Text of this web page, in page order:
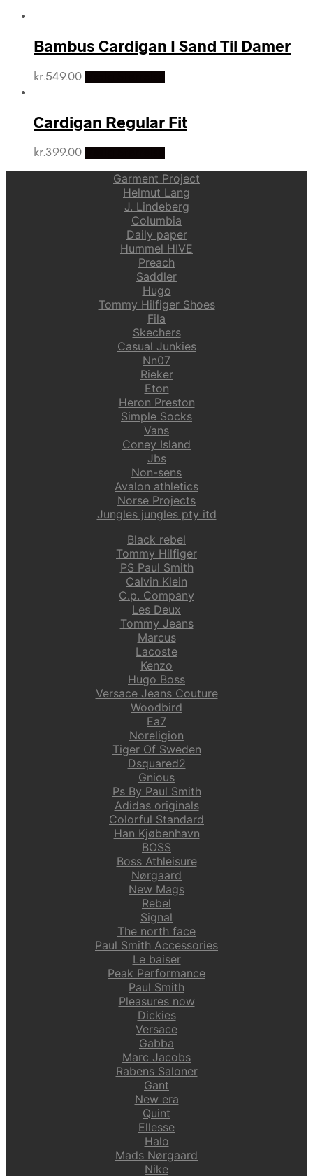
Bambus Cardigan I Sand Til Damer
kr.549.00
Cardigan Regular Fit
kr.399.00
Garment Project
Helmut Lang
J. Lindeberg
Columbia
Daily paper
Hummel HIVE
Preach
Saddler
Hugo
Tommy Hilfiger Shoes
Fila
Skechers
Casual Junkies
Nn07
Rieker
Eton
Heron Preston
Simple Socks
Vans
Coney Island
Jbs
Non-sens
Avalon athletics
Norse Projects
Jungles jungles pty itd
Black rebel
Tommy Hilfiger
PS Paul Smith
Calvin Klein
C.p. Company
Les Deux
Tommy Jeans
Marcus
Lacoste
Kenzo
Hugo Boss
Versace Jeans Couture
Woodbird
Ea7
Noreligion
Tiger Of Sweden
Dsquared2
Gnious
Ps By Paul Smith
Adidas originals
Colorful Standard
Han Kjøbenhavn
BOSS
Boss Athleisure
Nørgaard
New Mags
Rebel
Signal
The north face
Paul Smith Accessories
Le baiser
Peak Performance
Paul Smith
Pleasures now
Dickies
Versace
Gabba
Marc Jacobs
Rabens Saloner
Gant
New era
Quint
Ellesse
Halo
Mads Nørgaard
Nike